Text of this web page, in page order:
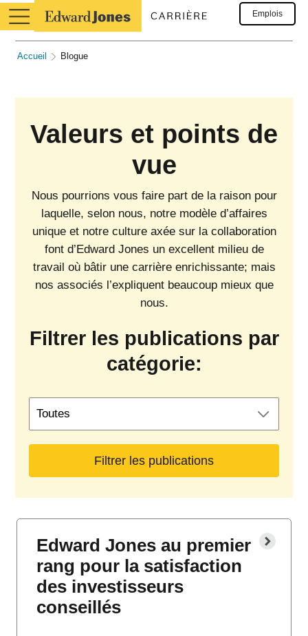
Emplois
Accueil Blogue
Valeurs et points de
vue
Nous pourrions vous faire part de la raison pour
laquelle, selon nous, notre modèle d’affaires
unique et notre culture axée sur la collaboration
font d’Edward Jones un excellent milieu de
travail où bâtir une carrière enrichissante; mais
nos associés l’expliquent beaucoup mieux que
nous.
Filtrer les publications par
catégorie:
publications
par
catégorie
Edward Jones au premier
rang pour la satisfaction
des investisseurs
conseillés